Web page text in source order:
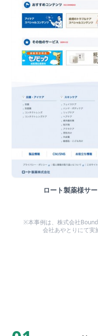
ロート製薬様サ
※本事例は、株式会社
会社あやとりにて実